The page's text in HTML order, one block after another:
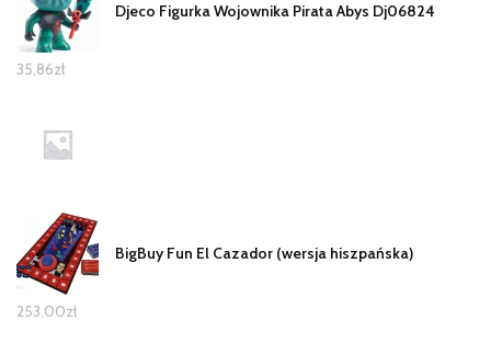
Djeco Figurka Wojownika Pirata Abys Dj06824
35,86zł
BigBuy Fun El Cazador (wersja hiszpańska)
253,00zł